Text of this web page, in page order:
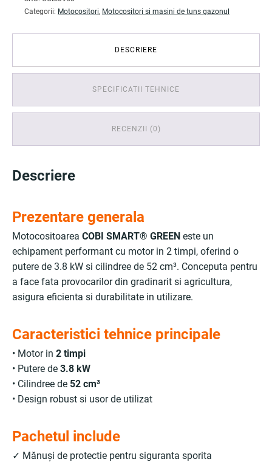
Categorii: Motocositori, Motocositori si masini de tuns gazonul
DESCRIERE
SPECIFICATII TEHNICE
RECENZII (0)
Descriere
Prezentare generala
Motocositoarea COBI SMART® GREEN este un
echipament performant cu motor in 2 timpi, oferind o
putere de 3.8 kW si cilindree de 52 cm³. Conceputa pentru
a face fata provocarilor din gradinarit si agricultura,
asigura eficienta si durabilitate in utilizare.
Caracteristici tehnice principale
• Motor in 2 timpi
• Putere de 3.8 kW
• Cilindree de 52 cm³
• Design robust si usor de utilizat
Pachetul include
✓ Mănuși de protectie pentru siguranta sporita